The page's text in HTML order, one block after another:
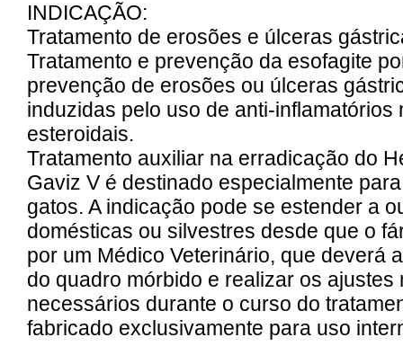
INDICAÇÃO:
Tratamento de erosões e úlceras
Tratamento e prevenção da esofagite
prevenção de erosões ou úlceras
induzidas pelo uso de anti-inflamatórios
esteroidais.
Tratamento auxiliar na erradicação do
Gaviz V é destinado especialmente
gatos. A indicação pode se estender a
domésticas ou silvestres desde que o
por um Médico Veterinário, que deverá
do quadro mórbido e realizar os ajustes
necessários durante o curso do
fabricado exclusivamente para uso